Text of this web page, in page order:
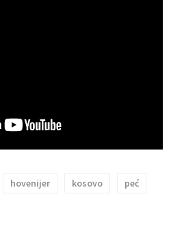
hovenijer kosovo
peć